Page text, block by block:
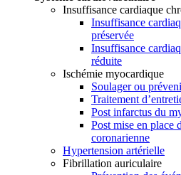
Insuffisance cardiaque
Insuffisance
préservée
Insuffisance
réduite
Ischémie myocardique
Soulager ou
Traitement
Post infarctus du
Post mise en place
coronarienne
Hypertension artérielle
Fibrillation auriculaire